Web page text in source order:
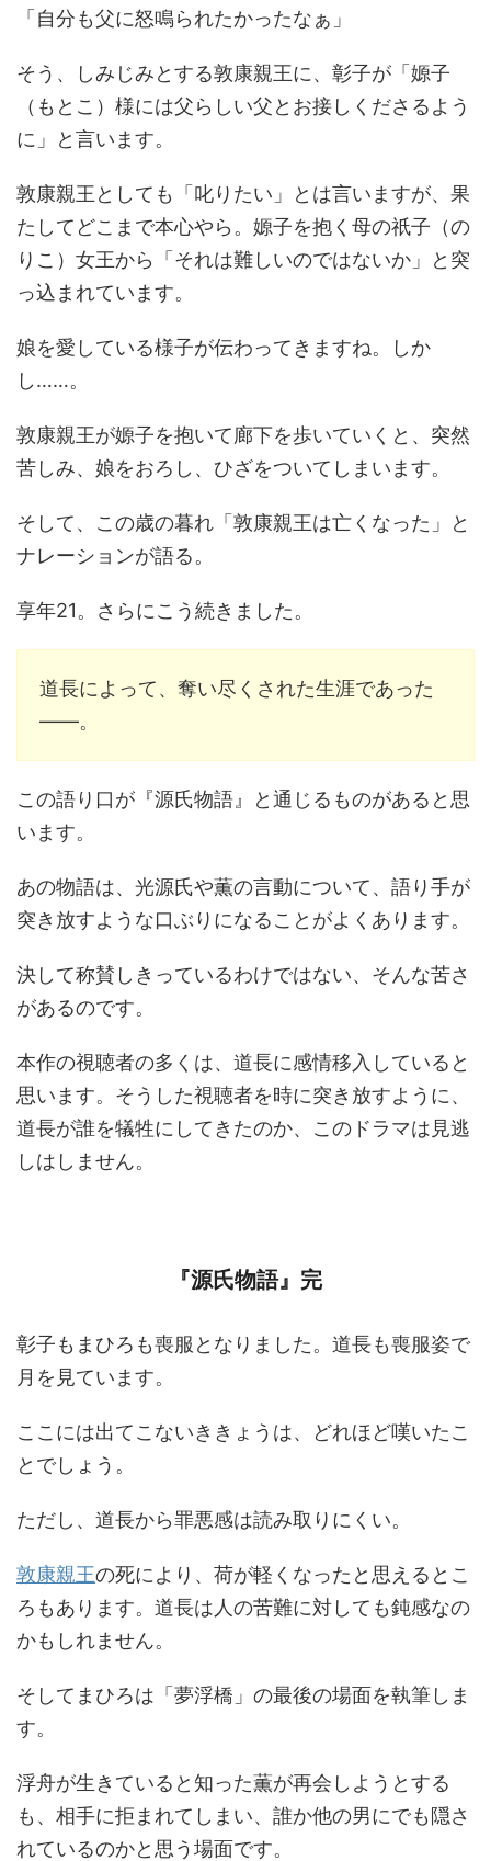
「自分も父に怒鳴られたかったなぁ」
そう、しみじみとする敦康親王に、彰子が「嫄子
（もとこ）様には父らしい父とお接しくださるよう
に」と言います。
敦康親王としても「叱りたい」とは言いますが、果
たしてどこまで本心やら。嫄子を抱く母の祇子（の
りこ）女王から「それは難しいのではないか」と突
っ込まれています。
娘を愛している様子が伝わってきますね。しか
し……。
敦康親王が嫄子を抱いて廊下を歩いていくと、突然
苦しみ、娘をおろし、ひざをついてしまいます。
そして、この歳の暮れ「敦康親王は亡くなった」と
ナレーションが語る。
享年21。さらにこう続きました。
道長によって、奪い尽くされた生涯であった
――。
この語り口が『源氏物語』と通じるものがあると思
います。
あの物語は、光源氏や薫の言動について、語り手が
突き放すような口ぶりになることがよくあります。
決して称賛しきっているわけではない、そんな苦さ
があるのです。
本作の視聴者の多くは、道長に感情移入していると
思います。そうした視聴者を時に突き放すように、
道長が誰を犠牲にしてきたのか、このドラマは見逃
しはしません。
『源氏物語』完
彰子もまひろも喪服となりました。道長も喪服姿で
月を見ています。
ここには出てこないききょうは、どれほど嘆いたこ
とでしょう。
ただし、道長から罪悪感は読み取りにくい。
敦康親王の死により、荷が軽くなったと思えるとこ
ろもあります。道長は人の苦難に対しても鈍感なの
かもしれません。
そしてまひろは「夢浮橋」の最後の場面を執筆しま
す。
浮舟が生きていると知った薫が再会しようとする
も、相手に拒まれてしまい、誰か他の男にでも隠さ
れているのかと思う場面です。